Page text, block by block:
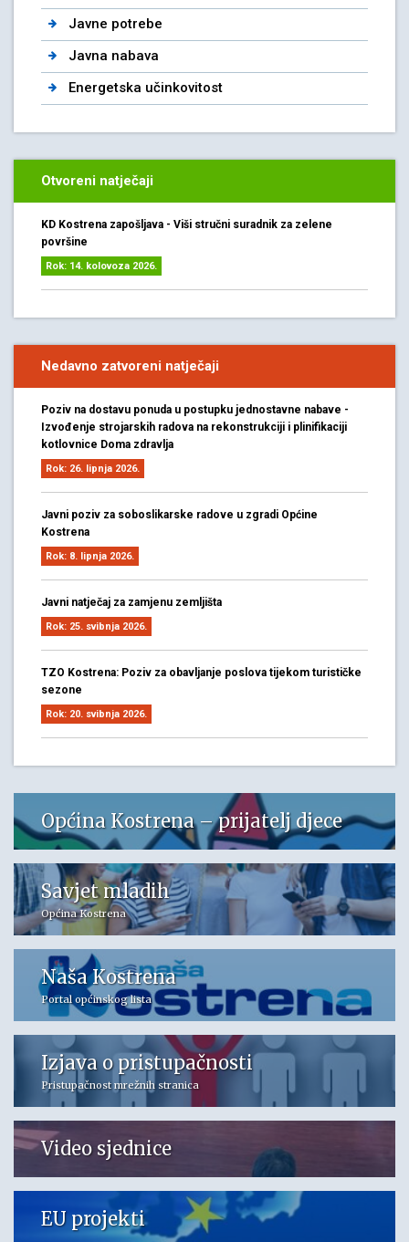
Javne potrebe
Javna nabava
Energetska učinkovitost
Otvoreni natječaji
KD Kostrena zapošljava - Viši stručni suradnik za zelene
površine
Rok: 14. kolovoza 2026.
Nedavno zatvoreni natječaji
Poziv na dostavu ponuda u postupku jednostavne nabave -
Izvođenje strojarskih radova na rekonstrukciji i plinifikaciji
kotlovnice Doma zdravlja
Rok: 26. lipnja 2026.
Javni poziv za soboslikarske radove u zgradi Općine
Kostrena
Rok: 8. lipnja 2026.
Javni natječaj za zamjenu zemljišta
Rok: 25. svibnja 2026.
TZO Kostrena: Poziv za obavljanje poslova tijekom turističke
sezone
Rok: 20. svibnja 2026.
Općina Kostrena – prijatelj djece
Savjet mladih
Općina Kostrena
Naša Kostrena
Portal općinskog lista
Izjava o pristupačnosti
Pristupačnost mrežnih stranica
Video sjednice
EU projekti